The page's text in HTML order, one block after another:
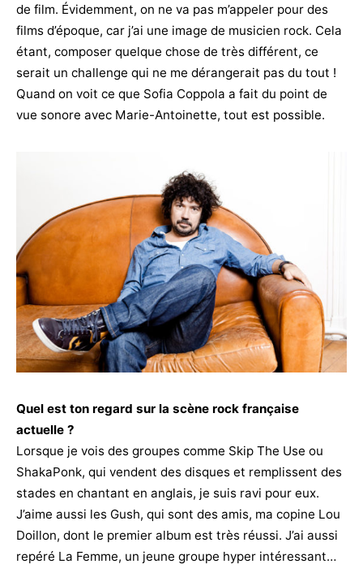
de film. Évidemment, on ne va pas m’appeler pour des
films d’époque, car j’ai une image de musicien rock. Cela
étant, composer quelque chose de très différent, ce
serait un challenge qui ne me dérangerait pas du tout !
Quand on voit ce que Sofia Coppola a fait du point de
vue sonore avec Marie-Antoinette, tout est possible.
Quel est ton regard sur la scène rock française
actuelle ?
Lorsque je vois des groupes comme Skip The Use ou
ShakaPonk, qui vendent des disques et remplissent des
stades en chantant en anglais, je suis ravi pour eux.
J’aime aussi les Gush, qui sont des amis, ma copine Lou
Doillon, dont le premier album est très réussi. J’ai aussi
repéré La Femme, un jeune groupe hyper intéressant…